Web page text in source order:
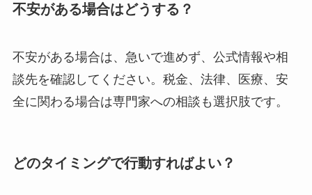
不安がある場合はどうする？
不安がある場合は、急いで進めず、公式情報や相
談先を確認してください。税金、法律、医療、安
全に関わる場合は専門家への相談も選択肢です。
どのタイミングで行動すればよい？